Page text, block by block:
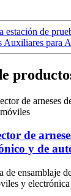
estación de
Auxiliares para
de
y de